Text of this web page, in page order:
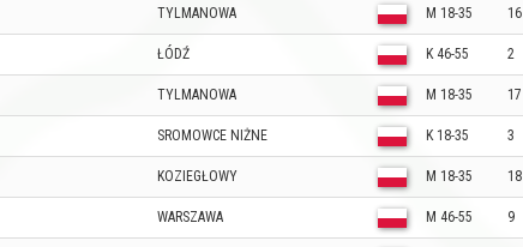
TYLMANOWA M 18-35 16
ŁÓDŹ K 46-55 2
TYLMANOWA M 18-35 17
SROMOWCE NIŻNE K 18-35 3
KOZIEGŁOWY M 18-35 18
WARSZAWA M 46-55 9